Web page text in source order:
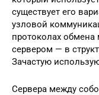
существует его
узловой
протоколах
сервером — в
Зачастую
Сервера между